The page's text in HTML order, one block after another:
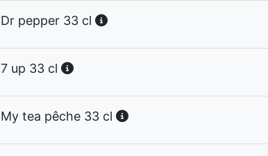
Dr pepper 33 cl
7 up 33 cl
My tea pêche 33 cl